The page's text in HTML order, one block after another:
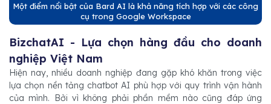
Một điểm nổi bật của Bard AI là khả năng tích hợp với các công
cụ trong Google Workspace
BizchatAI - Lựa chọn hàng đầu cho doanh
nghiệp Việt Nam
Hiện nay, nhiều doanh nghiệp đang gặp khó khăn trong việc
lựa chọn nền tảng chatbot AI phù hợp với quy trình vận hành
của mình. Bởi vì không phải phần mềm nào cũng đáp ứng